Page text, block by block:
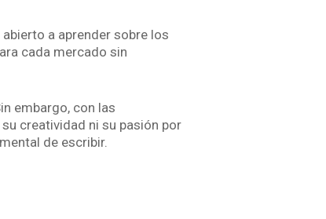
a aprender sobre los
cada mercado sin
embargo, con las
creatividad ni su pasión por
de escribir.